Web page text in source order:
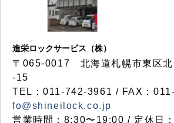
進栄ロックサービス（株）
〒065-0017 北海道札幌市東区北
-15
TEL：011-742-3961 / FAX：
fo@shineilock.co.jp
営業時間：8:30〜19:00 / 定休日